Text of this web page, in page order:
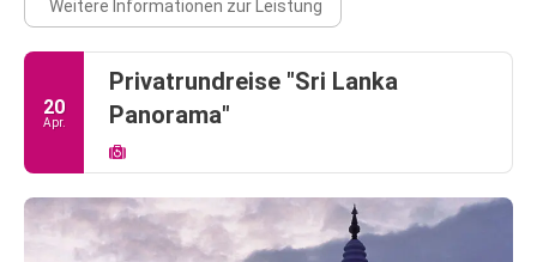
Weitere Informationen zur Leistung
20
Apr.
Privatrundreise "Sri Lanka
Panorama"